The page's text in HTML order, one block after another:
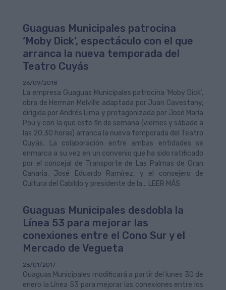
Guaguas Municipales patrocina
‘Moby Dick’, espectáculo con el que
arranca la nueva temporada del
Teatro Cuyás
26/09/2018
La empresa Guaguas Municipales patrocina ‘Moby Dick’,
obra de Herman Melville adaptada por Juan Cavestany,
dirigida por Andrés Lima y protagonizada por José María
Pou y con la que este fin de semana (viernes y sábado a
las 20.30 horas) arranca la nueva temporada del Teatro
Cuyás. La colaboración entre ambas entidades se
enmarca a su vez en un convenio que ha sido ratificado
por el concejal de Transporte de Las Palmas de Gran
Canaria, José Eduardo Ramírez, y el consejero de
Cultura del Cabildo y presidente de la... LEER MÁS
Guaguas Municipales desdobla la
Línea 53 para mejorar las
conexiones entre el Cono Sur y el
Mercado de Vegueta
26/01/2017
Guaguas Municipales modificará a partir del lunes 30 de
enero la Línea 53 para mejorar las conexiones entre los